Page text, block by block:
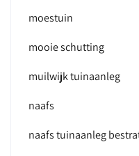
moestuin
mooie schutting
muilwijk tuinaanleg
naafs
naafs tuinaanleg